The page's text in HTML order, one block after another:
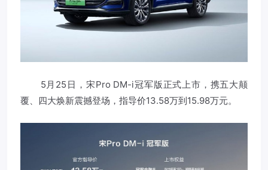
5月25日，宋Pro DM-i冠军版正式上市，携五大颠
覆、四大焕新震撼登场，指导价13.58万到15.98万元。